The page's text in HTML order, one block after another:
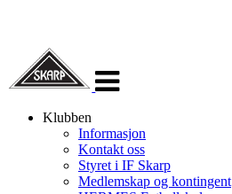
navigasjon
Klubben
Informasjon
Kontakt oss
Styret i IF Skarp
Medlemskap og kontingent